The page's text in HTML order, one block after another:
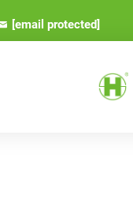
[email protected]